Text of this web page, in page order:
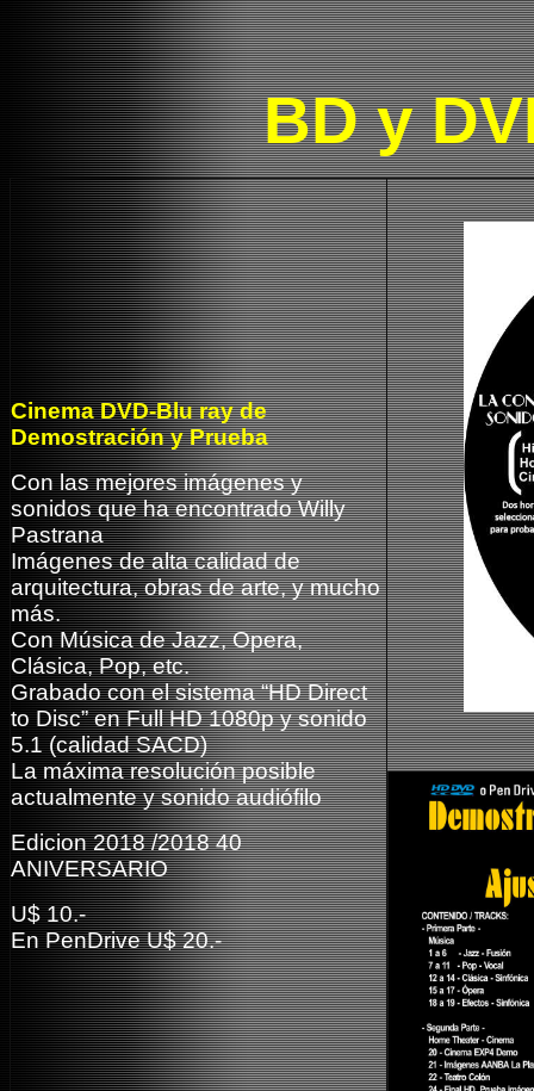
BD y
Cinema DVD-Blu ray de
Demostracióny Prueba
Con las mejores imágenes y
sonidos que ha encontrado Willy
Pastrana
Imágenes de alta calidad de
arquitectura, obras de arte, y mucho
más.
Con Música de Jazz, Opera,
Clásica, Pop, etc.
Grabado con el sistema “HD Direct
to Disc” en Full HD 1080p y sonido
5.1 (calidad SACD)
La máxima resolución posible
actualmente y sonido audiófilo
Edicion 2018 /2018 40
ANIVERSARIO
U$ 10.-
En PenDrive U$ 20.-